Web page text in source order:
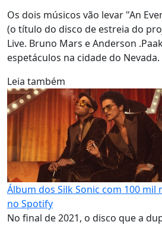
Os dois músicos vão levar "An
(o título do disco de estreia do
Live. Bruno Mars e Anderson
espetáculos na cidade do Nevada.
Leia também
Álbum dos Silk Sonic com 100 mil
no Spotify
No final de 2021, o disco que a